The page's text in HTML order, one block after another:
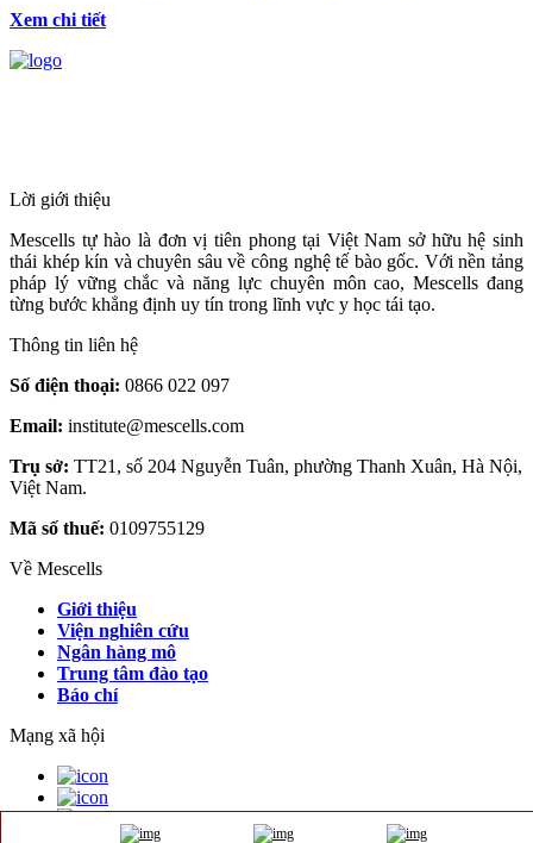
Xem chi tiết
Lời giới thiệu
Mescells tự hào là đơn vị tiên phong tại Việt Nam sở hữu hệ sinh
thái khép kín và chuyên sâu về công nghệ tế bào gốc. Với nền tảng
pháp lý vững chắc và năng lực chuyên môn cao, Mescells đang
từng bước khẳng định uy tín trong lĩnh vực y học tái tạo.
Thông tin liên hệ
Số điện thoại: 0866 022 097
Email: institute@mescells.com
Trụ sở: TT21, số 204 Nguyễn Tuân, phường Thanh Xuân, Hà Nội,
Việt Nam.
Mã số thuế: 0109755129
Về Mescells
Giới thiệu
Viện nghiên cứu
Ngân hàng mô
Trung tâm đào tạo
Báo chí
Mạng xã hội